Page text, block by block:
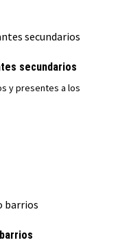
secundarios
y presentes a los